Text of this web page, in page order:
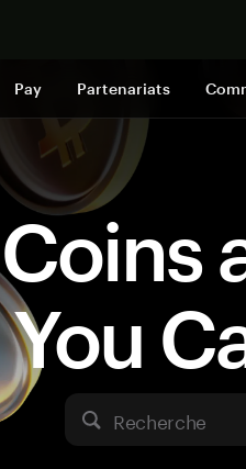
Pay Partenariats
Coins
You
Recherche